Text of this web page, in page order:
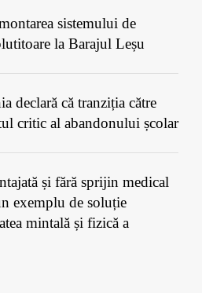
sistemului de
la Barajul Leșu
declară că tranziția către
critic al abandonului școlar
și fără sprijin medical
exemplu de soluție
mintală și fizică a